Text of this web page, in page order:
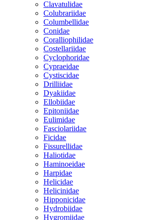
Clavatulidae
Colubrariidae
Columbellidae
Conidae
Coralliophilidae
Costellariidae
Cyclophoridae
Cypraeidae
Cystiscidae
Drilliidae
Dyakiidae
Ellobiidae
Epitoniidae
Eulimidae
Fasciolariidae
Ficidae
Fissurellidae
Haliotidae
Haminoeidae
Harpidae
Helicidae
Helicinidae
Hipponicidae
Hydrobiidae
Hygromiidae